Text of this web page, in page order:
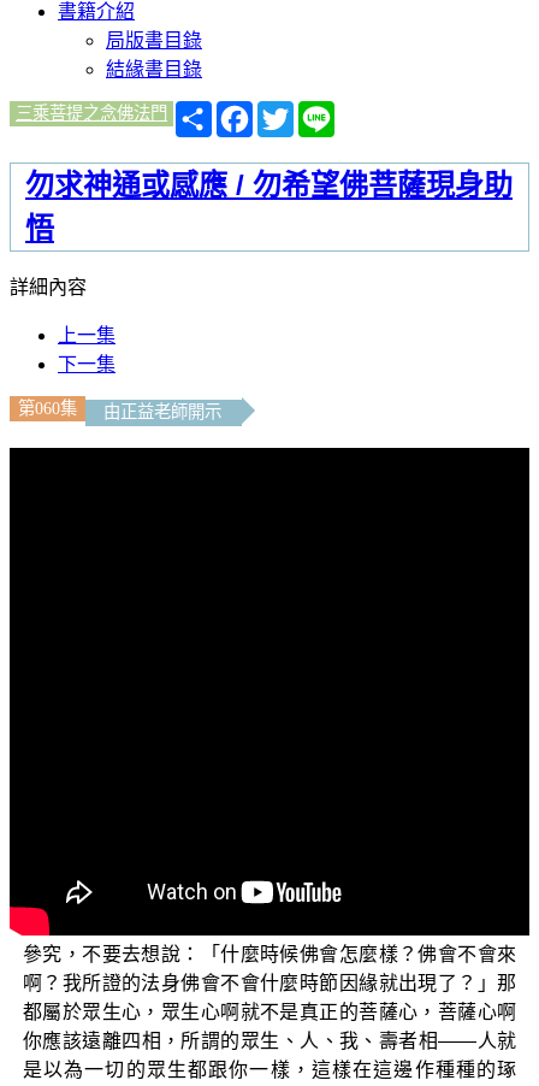
書籍介紹
局版書目錄
結緣書目錄
三乘菩提之念佛法門
分
享
Facebook
Twitter
勿求神通或感應 / 勿希望佛菩薩現身助
悟
詳細內容
上一集
下一集
第060集 由正益老師開示
的，這些奇特的變化很容易使你落到境界裡面。你應該秉
持念佛人一貫的老老實實念佛，老老實實憶佛，老老實實
參究，不要去想說：「什麼時候佛會怎麼樣？佛會不會來
啊？我所證的法身佛會不會什麼時節因緣就出現了？」那
都屬於眾生心，眾生心啊就不是真正的菩薩心，菩薩心啊
你應該遠離四相，所謂的眾生、人、我、壽者相——人就
是以為一切的眾生都跟你一樣，這樣在這邊作種種的琢